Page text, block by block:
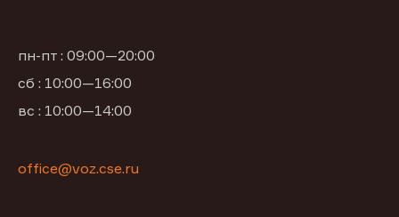
пн-пт : 09:00—20:00
сб : 10:00—16:00
вс : 10:00—14:00
office@voz.cse.ru